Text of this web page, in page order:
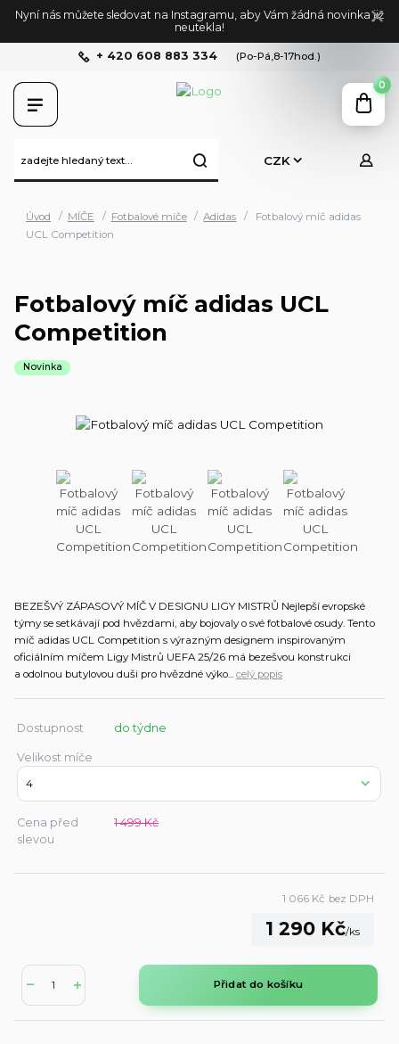
Nyní nás můžete sledovat na Instagramu, aby Vám žádná novinka již
neutekla!
CZK
+ 420 608 883 334 (Po-Pá,8-17hod.)
0
Úvod MÍČE Fotbalové míče Adidas
Fotbalový míč adidas
UCL Competition
Fotbalový míč adidas UCL
Competition
Novinka
BEZEŠVÝ ZÁPASOVÝ MÍČ V DESIGNU LIGY MISTRŮ Nejlepší evropské
týmy se setkávají pod hvězdami, aby bojovaly o své fotbalové osudy. Tento
míč adidas UCL Competition s výrazným designem inspirovaným
oficiálním míčem Ligy Mistrů UEFA 25/26 má bezešvou konstrukci
a odolnou butylovou duši pro hvězdné výko... celý popis
Dostupnost do týdne
Velikost míče
Cena před
slevou
1 499 Kč
1 290 Kč/ks
1 066 Kč bez DPH
Přidat do košíku